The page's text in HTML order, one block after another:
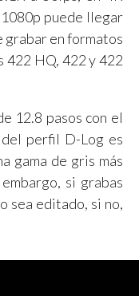
puede llegar
grabar en formatos
422 HQ, 422 y 422
12.8 pasos con el
perfil D-Log es
gama de gris más
si grabas
sea editado, si no,